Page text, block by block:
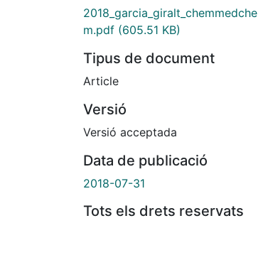
2018_garcia_giralt_chemmedche
m.pdf (605.51 KB)
Tipus de document
Article
Versió
Versió acceptada
Data de publicació
2018-07-31
Tots els drets reservats